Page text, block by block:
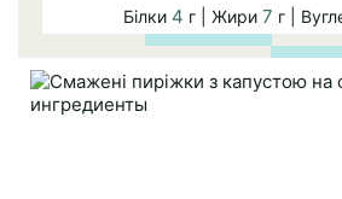
Білки 4 г | Жири 7 г |